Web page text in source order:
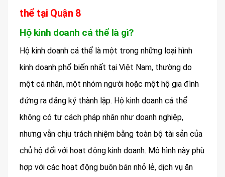
thể tại Quận 8
Hộ kinh doanh cá thể là gì?
Hộ kinh doanh cá thể là một trong những loại hình
kinh doanh phổ biến nhất tại Việt Nam, thường do
một cá nhân, một nhóm người hoặc một hộ gia đình
đứng ra đăng ký thành lập. Hộ kinh doanh cá thể
không có tư cách pháp nhân như doanh nghiệp,
nhưng vẫn chịu trách nhiệm bằng toàn bộ tài sản của
chủ hộ đối với hoạt động kinh doanh. Mô hình này phù
hợp với các hoạt động buôn bán nhỏ lẻ, dịch vụ ăn